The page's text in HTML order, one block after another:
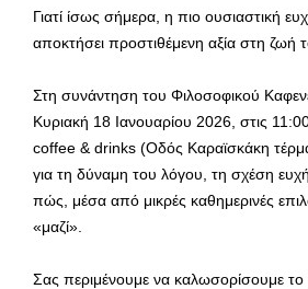
Γιατί ίσως σήμερα, η πιο ουσιαστική
αποκτήσει προστιθέμενη αξία στη ζωή
Στη συνάντηση του Φιλοσοφικού
Κυριακή 18 Ιανουαρίου 2026, στις
coffee & drinks (Οδός Καραϊσκάκη
για τη δύναμη του λόγου, τη σχέση
πώς, μέσα από μικρές καθημερινές
«μαζί».
Σας περιμένουμε να καλωσορίσουμε το